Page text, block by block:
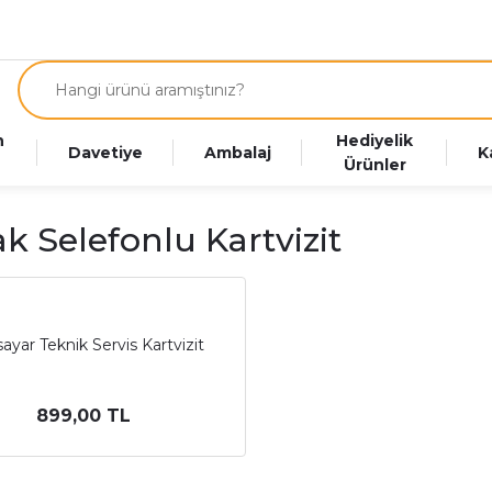
Davetiye Ambalaj
Hediyelik
Ürünler
Selefonlu Kartvizit
Teknik Servis Kartvizit
899,00 TL